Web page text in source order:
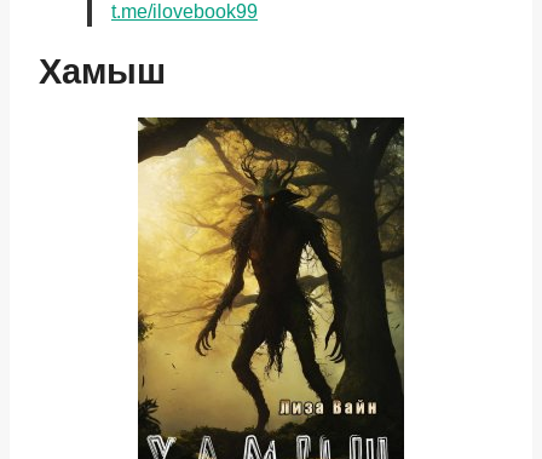
t.me/ilovebook99
Хамыш